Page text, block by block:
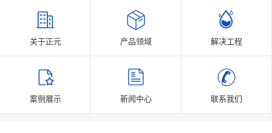
关于正元 产品领域 解决工程
案例展示 新闻中心 联系我们